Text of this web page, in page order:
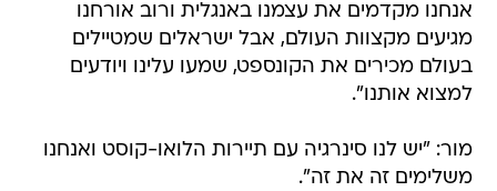
בעולם מכירים את הקונספט, שמעו עלינו ויודעים
למצוא אותנו".
מור: "יש לנו סינרגיה עם תיירות הלואו-קוסט ואנחנו
ינון: Airbnb עשה פלאים בארץ. אנחנו לא מתחרים